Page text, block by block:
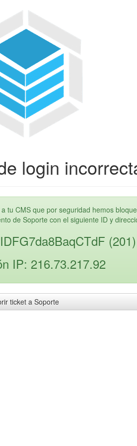
login
tu CMS que por seguridad hemos
de Soporte con el siguiente ID y
(201)
IP: 216.73.217.92
ticket a Soporte